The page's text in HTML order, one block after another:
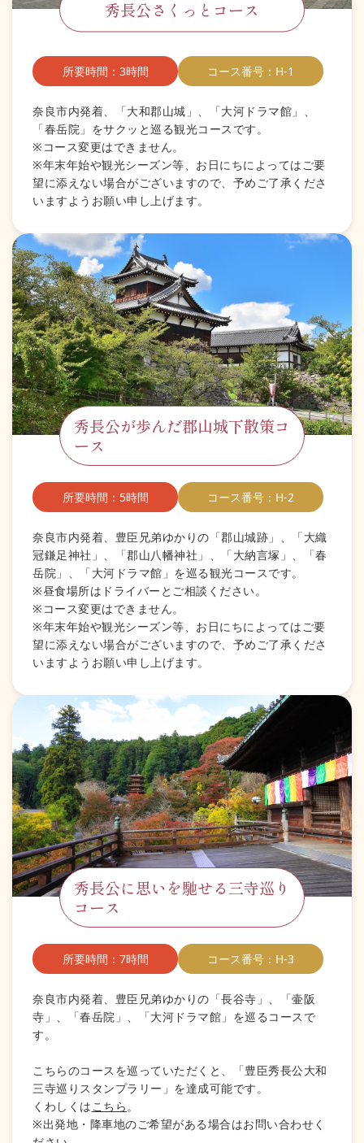
秀長公さくっとコース
所要時間：3時間 コース番号：H-1
奈良市内発着、「大和郡山城」、「大河ドラマ館」、
「春岳院」をサクッと巡る観光コースです。
※コース変更はできません。
※年末年始や観光シーズン等、お日にちによってはご要
望に添えない場合がございますので、予めご了承くださ
いますようお願い申し上げます。
秀長公が歩んだ郡山城下散策コ
ース
所要時間：5時間 コース番号：H-2
奈良市内発着、豊臣兄弟ゆかりの「郡山城跡」、「大織
冠鎌足神社」、「郡山八幡神社」、「大納言塚」、「春
岳院」、「大河ドラマ館」を巡る観光コースです。
※昼食場所はドライバーとご相談ください。
※コース変更はできません。
※年末年始や観光シーズン等、お日にちによってはご要
望に添えない場合がございますので、予めご了承くださ
いますようお願い申し上げます。
秀長公に思いを馳せる三寺巡り
コース
所要時間：7時間 コース番号：H-3
奈良市内発着、豊臣兄弟ゆかりの「長谷寺」、「壷阪
寺」、「春岳院」、「大河ドラマ館」を巡るコースで
す。
こちらのコースを巡っていただくと、「豊臣秀長公大和
三寺巡りスタンプラリー」を達成可能です。
くわしくは こちら 。
※出発地・降車地のご希望がある場合はお問い合わせく